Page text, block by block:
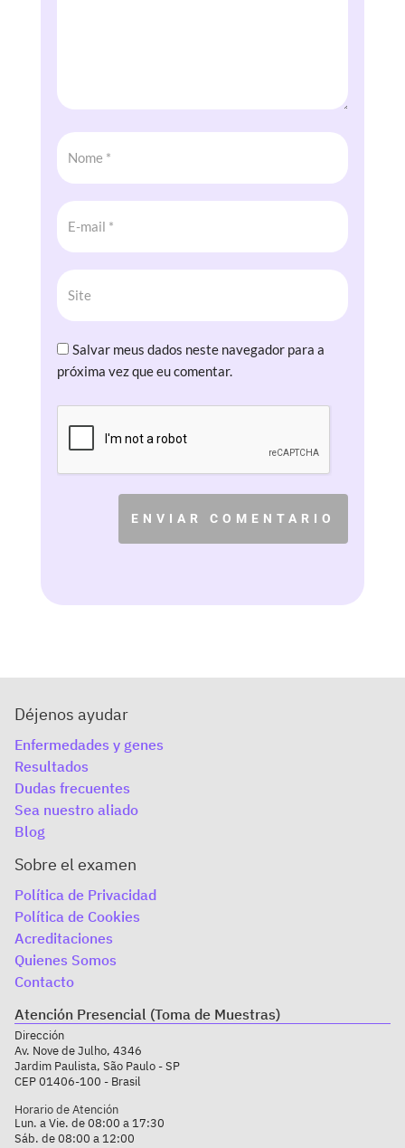
Salvar meus dados neste navegador para a
próxima vez que eu comentar.
ENVIAR COMENTARIO
Déjenos ayudar
Enfermedades y genes
Resultados
Dudas frecuentes
Sea nuestro aliado
Blog
Sobre el examen
Política de Privacidad
Política de Cookies
Acreditaciones
Quienes Somos
Contacto
Atención Presencial (Toma de Muestras)
Dirección
Av. Nove de Julho, 4346
Jardim Paulista, São Paulo - SP
CEP 01406-100 - Brasil
Horario de Atención
Lun. a Vie. de 08:00 a 17:30
Sáb. de 08:00 a 12:00